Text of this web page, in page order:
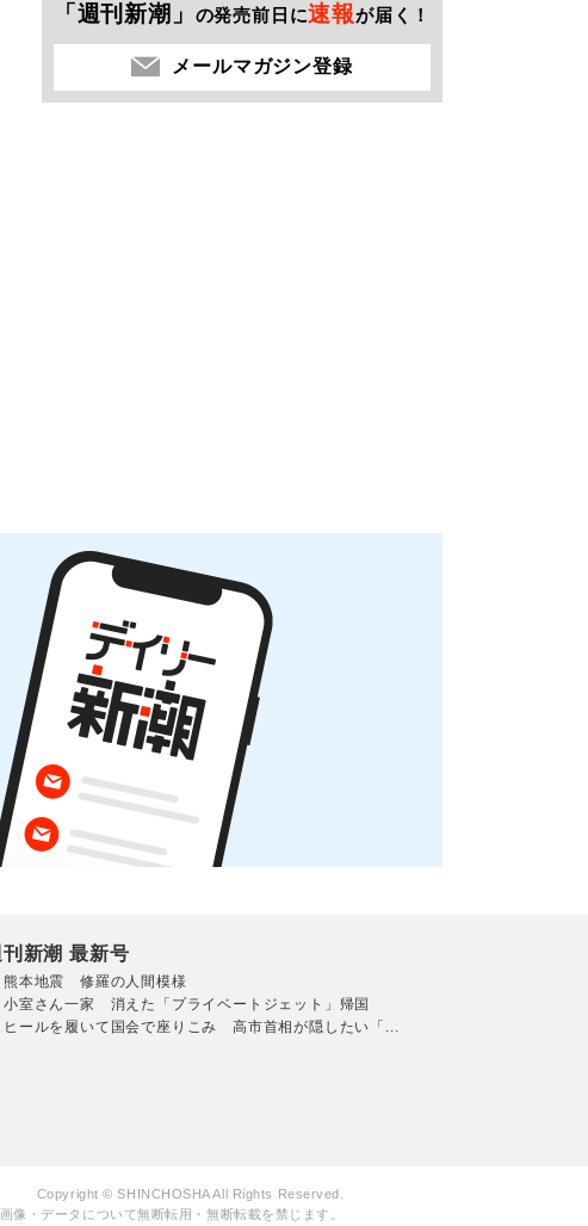
「週刊新潮」 の発売前日に速報が届く！
メールマガジン登録
新潮 最新号
熊本地震 修羅の人間模様
小室さん一家 消えた「プライベートジェット」帰国
ヒールを履いて国会で座りこみ 高市首相が隠したい「...
Copyright © SHINCHOSHA All Rights Reserved.
像・データについて無断転用・無断転載を禁じます。